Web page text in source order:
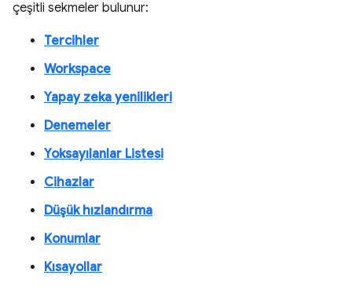
çeşitli sekmeler bulunur:
Tercihler
Workspace
Yapay zeka yenilikleri
Denemeler
Yoksayılanlar Listesi
Cihazlar
Düşük hızlandırma
Konumlar
Kısayollar